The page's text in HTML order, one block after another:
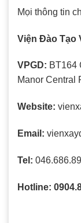
Mọi thông tin
Viện Đào Tạo
VPGD: BT164
Manor Central
Website:
Email:
Tel:
Hotline: